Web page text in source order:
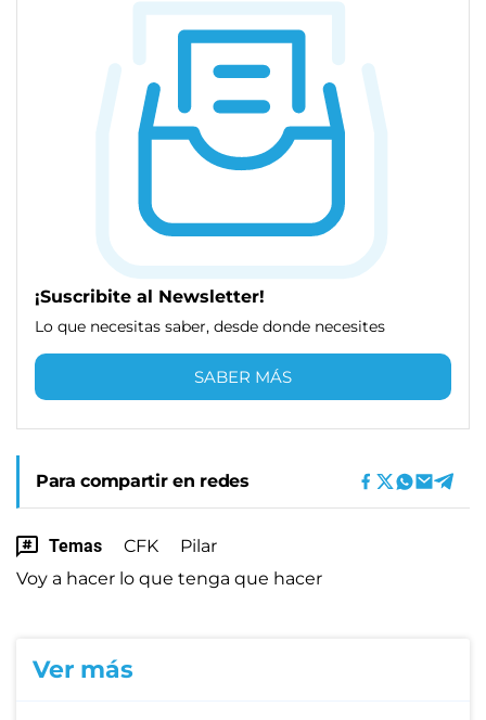
¡Suscribite al Newsletter!
Lo que necesitas saber, desde donde necesites
SABER MÁS
Para compartir en redes
Temas CFK
Pilar
Voy a hacer lo que tenga que hacer
Ver más